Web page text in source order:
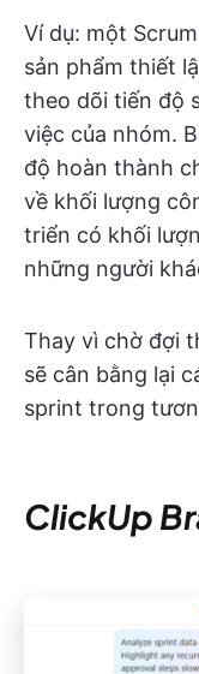
Ví dụ: một
sản phẩm thiết
theo dõi tiến độ
việc của nhóm.
độ hoàn thành
về khối lượng
triển có khối
những người
Thay vì chờ đợi
sẽ cân bằng lại
sprint trong
ClickUp